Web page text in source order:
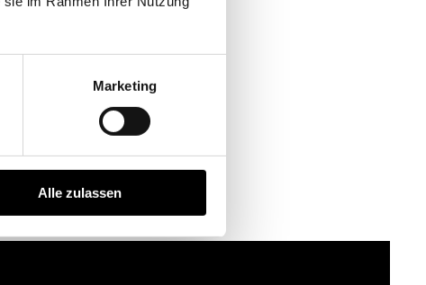
Marketing
Alle zulassen